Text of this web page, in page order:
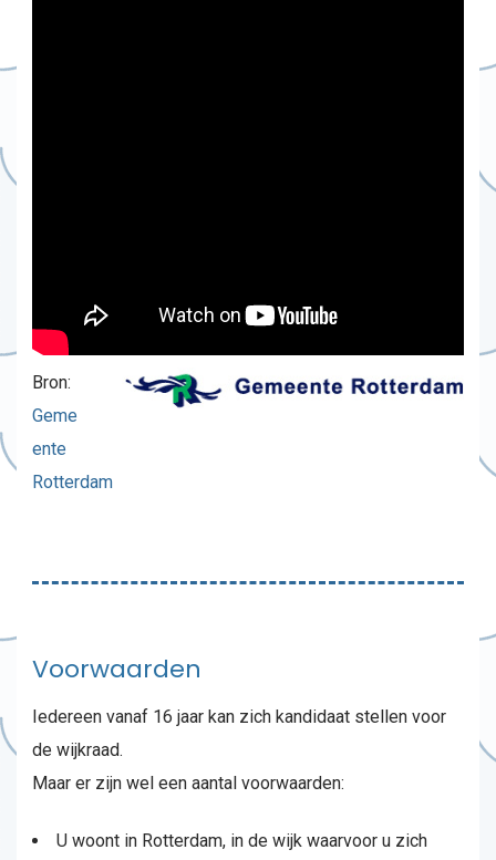
Bron:
Geme
ente
Rotterdam
Voorwaarden
Iedereen vanaf 16 jaar kan zich kandidaat stellen voor
de wijkraad.
Maar er zijn wel een aantal voorwaarden:
U woont in Rotterdam, in de wijk waarvoor u zich